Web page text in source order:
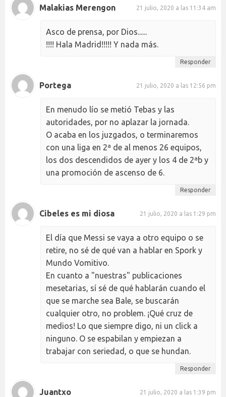
Malakias Merengon 21 julio, 2020 a las 11:34 am
Asco de prensa, por Dios......
!!!! Hala Madrid!!!!! Y nada más.
Responder
Portega 21 julio, 2020 a las 12:56 pm
En menudo lío se metió Tebas y las
autoridades, por no aplazar la jornada.
O acaba en los juzgados, o terminaremos
con una liga en 2ª de al menos 26 equipos,
los dos descendidos de ayer y los 4 de 2ªb y
una promoción de ascenso de 6.
Responder
Cibeles es mi diosa 21 julio, 2020 a las 1:29 pm
El día que Messi se vaya a otro equipo o se
retire, no sé de qué van a hablar en Spork y
Mundo Vomitivo.
En cuanto a "nuestras" publicaciones
mesetarias, sí sé de qué hablarán cuando el
que se marche sea Bale, se buscarán
cualquier otro, no problem. ¡Qué cruz de
medios! Lo que siempre digo, ni un click a
ninguno. O se espabilan y empiezan a
trabajar con seriedad, o que se hundan.
Responder
Juantxo 21 julio, 2020 a las 1:39 pm